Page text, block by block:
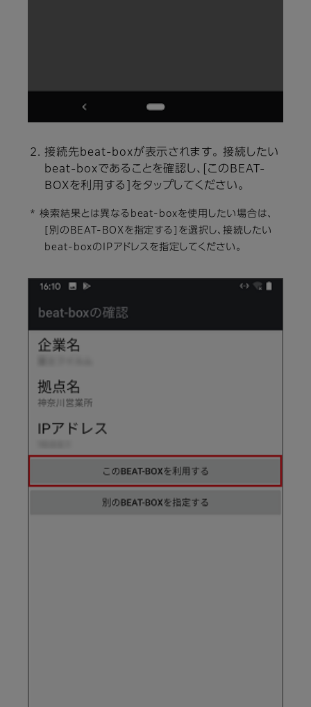
接続先beat-boxが表示されます。 接続したい
beat-boxであることを確認し、[このBEAT-
BOXを利用する]をタップしてください。
* 検索結果とは異なるbeat-boxを使用したい場合は、
[別のBEAT-BOXを指定する]を選択し、接続したい
beat-boxのIPアドレスを指定してください。